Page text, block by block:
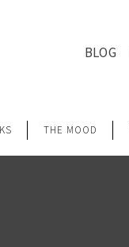
BLOG
THE MOOD